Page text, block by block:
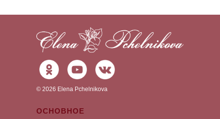
ОСНОВНОЕ
© 2026 Elena Pchelnikova